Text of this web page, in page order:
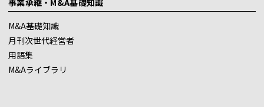
M&A基礎知識
月刊次世代経営者
用語集
M&Aライブラリ